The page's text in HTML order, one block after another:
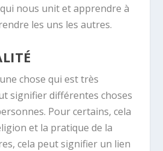
nous unit et apprendre à
les uns les autres.
chose qui est très
signifier différentes choses
Pour certains, cela
et la pratique de la
cela peut signifier un lien